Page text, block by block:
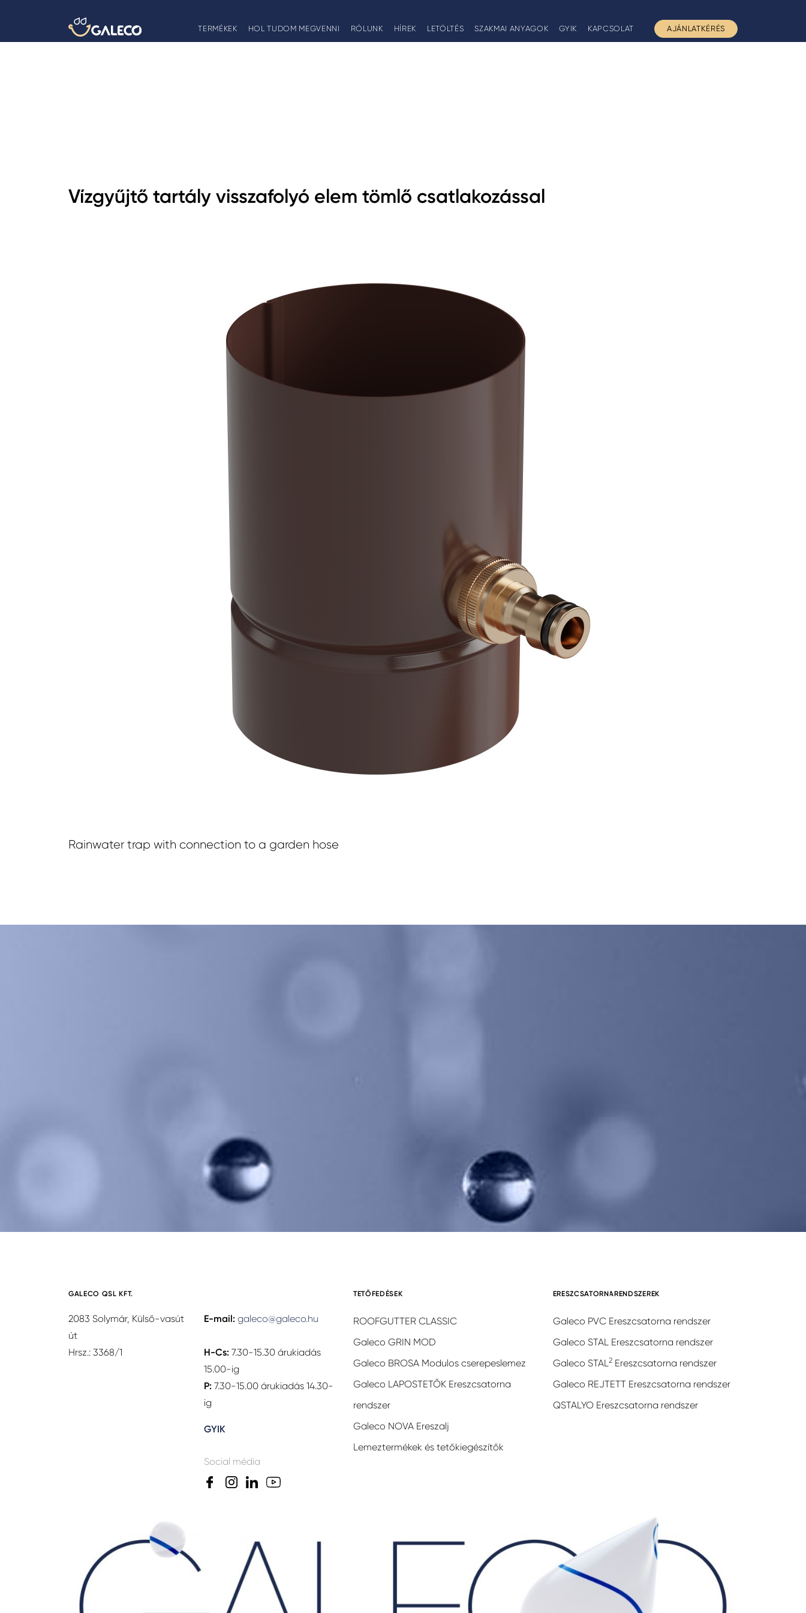
TERMÉKEK HOL TUDOM MEGVENNI RÓLUNK HÍREK LETÖLTÉS SZAKMAI ANYAGOK GYIK KAPCSOLAT AJÁNLATKÉRÉS
Vízgyűjtő tartály visszafolyó elem tömlő csatlakozással
Rainwater trap with connection to a garden hose
GALECO QSL KFT.
2083 Solymár, Külső-vasút
út
Hrsz.: 3368/1
E-mail: galeco@galeco.hu
H-Cs: 7.30-15.30 árukiadás
15.00-ig
P: 7.30-15.00 árukiadás 14.30-
ig
GYIK
Social média
TETŐFEDÉSEK
ROOFGUTTER CLASSIC
Galeco GRIN MOD
Galeco BROSA Modulos cserepeslemez
Galeco LAPOSTETŐK Ereszcsatorna
rendszer
Galeco NOVA Ereszalj
Lemeztermékek és tetőkiegészítők
ERESZCSATORNARENDSZEREK
Galeco PVC Ereszcsatorna rendszer
Galeco STAL Ereszcsatorna rendszer
Galeco STAL2Ereszcsatorna rendszer
Galeco REJTETT Ereszcsatorna rendszer
QSTALYO Ereszcsatorna rendszer